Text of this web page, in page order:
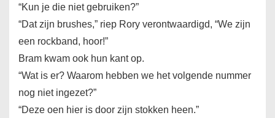
“Kun je die niet gebruiken?”
“Dat zijn brushes,” riep Rory verontwaardigd, “We zijn
een rockband, hoor!”
Bram kwam ook hun kant op.
“Wat is er? Waarom hebben we het volgende nummer
nog niet ingezet?”
“Deze oen hier is door zijn stokken heen.”